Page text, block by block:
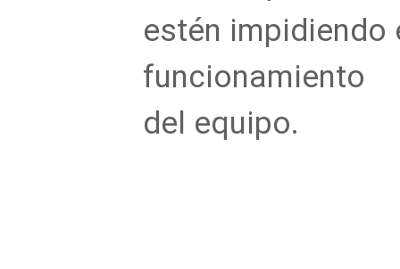
estén impidiendo
funcionamiento
del equipo.